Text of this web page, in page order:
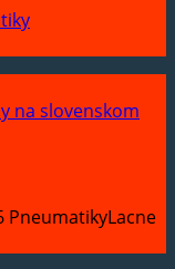
PneumatikyLacne